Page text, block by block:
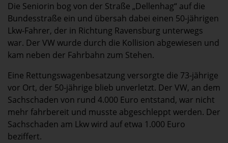
Die Seniorin bog von der Straße „Dellenhag“ auf die
Bundesstraße ein und übersah dabei einen 50-jährigen
Lkw-Fahrer, der in Richtung Ravensburg unterwegs
war. Der VW wurde durch die Kollision abgewiesen und
kam neben der Fahrbahn zum Stehen.
Eine Rettungswagenbesatzung versorgte die 73-jährige
vor Ort, der 50-jährige blieb unverletzt. Der VW, an dem
Sachschaden von rund 4.000 Euro entstand, war nicht
mehr fahrbereit und musste abgeschleppt werden. Der
Sachschaden am Lkw wird auf etwa 1.000 Euro
beziffert.